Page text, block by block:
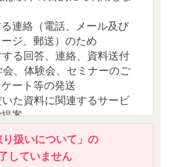
連絡（電話、メール及び
ジ、郵送）のため
る回答、連絡、資料送付
、体験会、セミナーのご
ート等の発送
た資料に関連するサービ
案
宣伝を送付するため
顧客管理のため
り扱いについて」の
していません